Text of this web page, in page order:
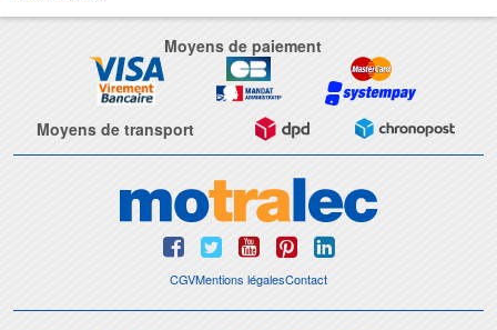
Moyens de paiement
Moyens de transport
CGVMentions légalesContact